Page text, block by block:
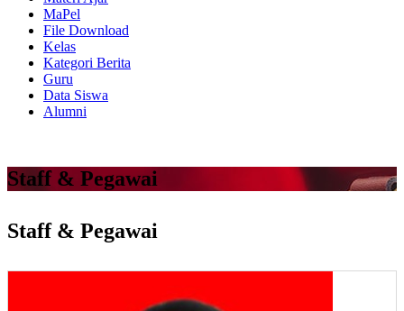
MaPel
File Download
Kelas
Kategori Berita
Guru
Data Siswa
Alumni
Staff & Pegawai
Staff & Pegawai